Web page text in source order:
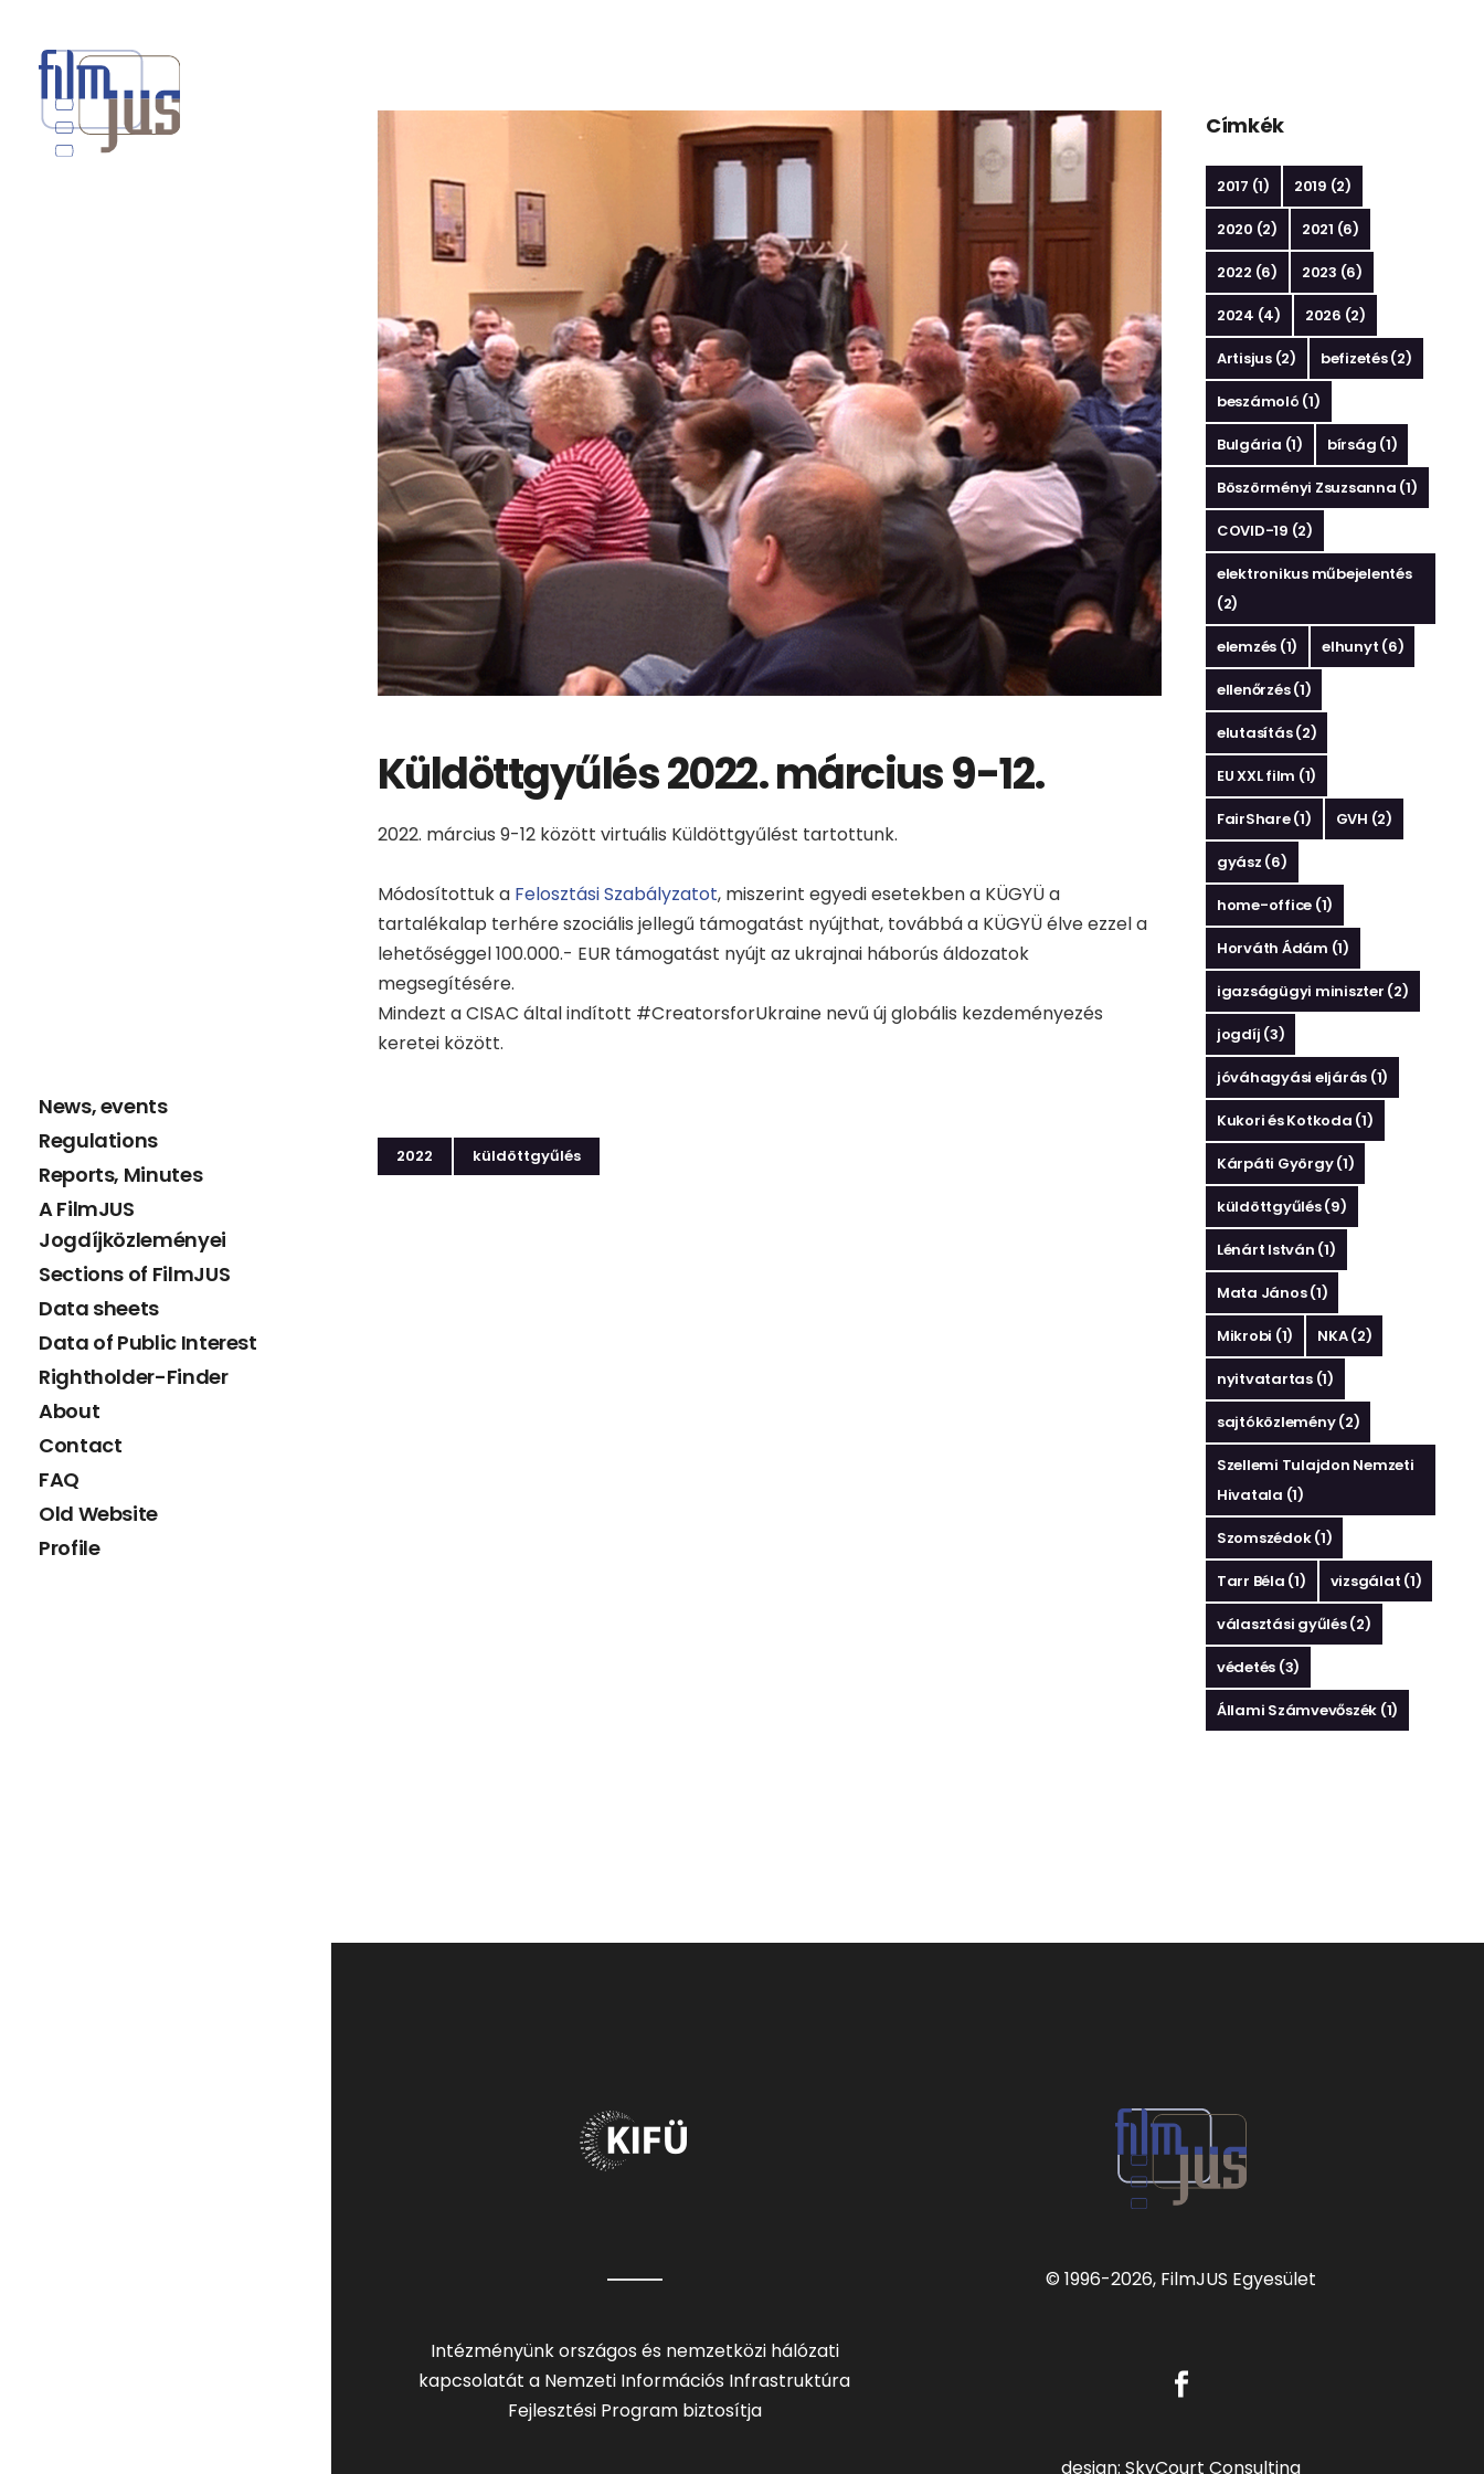
News, events
Regulations
Reports, Minutes
A FilmJUS
Jogdíjközleményei
Sections of FilmJUS
Data sheets
Data of Public Interest
Rightholder-Finder
About
Contact
FAQ
Old Website
Profile
Küldöttgyűlés 2022. március 9-12.
2022. március 9-12 között virtuális Küldöttgyűlést tartottunk.
Módosítottuk a Felosztási Szabályzatot, miszerint egyedi esetekben a KÜGYÜ a
tartalékalap terhére szociális jellegű támogatást nyújthat, továbbá a KÜGYÜ élve ezzel a
lehetőséggel 100.000.- EUR támogatást nyújt az ukrajnai háborús áldozatok
megsegítésére.
Mindezt a CISAC által indított #CreatorsforUkraine nevű új globális kezdeményezés
keretei között.
2022 küldöttgyűlés
Címkék
2017 (1) 2019 (2)
2020 (2) 2021 (6)
2022 (6) 2023 (6)
2024 (4) 2026 (2)
Artisjus(2) befizetés(2)
beszámoló (1)
Bulgária (1) bírság (1)
Böszörményi Zsuzsanna (1)
COVID-19 (2)
elektronikus műbejelentés
(2)
elemzés (1) elhunyt (6)
ellenőrzés(1)
elutasítás(2)
EU XXL film (1)
FairShare(1) GVH (2)
gyász (6)
home-office (1)
Horváth Ádám (1)
igazságügyi miniszter (2)
jogdíj (3)
jóváhagyási eljárás (1)
Kukori és Kotkoda (1)
Kárpáti György(1)
küldöttgyűlés(9)
Lénárt István (1)
Mata János(1)
Mikrobi (1) NKA(2)
nyitvatartas(1)
sajtóközlemény(2)
Szellemi Tulajdon Nemzeti
Hivatala (1)
Szomszédok(1)
Tarr Béla (1) vizsgálat (1)
választási gyűlés(2)
védetés (3)
Állami Számvevőszék (1)
Intézményünk országos és nemzetközi hálózati
kapcsolatát a Nemzeti Információs Infrastruktúra
Fejlesztési Program biztosítja
© 1996-2026, FilmJUS Egyesület
design: SkyCourt Consulting